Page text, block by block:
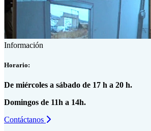
Información
Horario:
De miércoles a sábado de 17 h a 20 h.
Domingos de 11h a 14h.
Contáctanos